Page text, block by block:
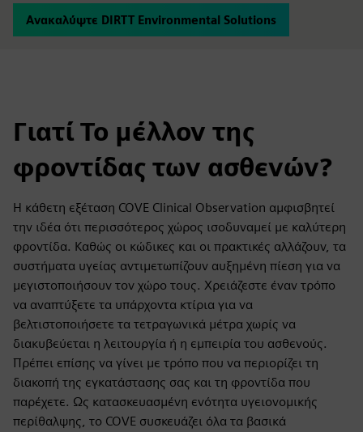
Ανακαλύψτε DIRTT Environmental Solutions
Γιατί Το μέλλον της
φροντίδας των ασθενών?
Η κάθετη εξέταση COVE Clinical Observation αμφισβητεί
την ιδέα ότι περισσότερος χώρος ισοδυναμεί με καλύτερη
φροντίδα. Καθώς οι κώδικες και οι πρακτικές αλλάζουν, τα
συστήματα υγείας αντιμετωπίζουν αυξημένη πίεση για να
μεγιστοποιήσουν τον χώρο τους. Χρειάζεστε έναν τρόπο
να αναπτύξετε τα υπάρχοντα κτίρια για να
βελτιστοποιήσετε τα τετραγωνικά μέτρα χωρίς να
διακυβεύεται η λειτουργία ή η εμπειρία του ασθενούς.
Πρέπει επίσης να γίνει με τρόπο που να περιορίζει τη
διακοπή της εγκατάστασης σας και τη φροντίδα που
παρέχετε. Ως κατασκευασμένη ενότητα υγειονομικής
περίθαλψης, το COVE συσκευάζει όλα τα βασικά